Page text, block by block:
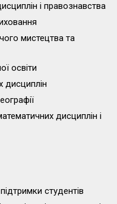
і правознавства
мистецтва та
освіти
дисциплін
дисциплін і
студентів